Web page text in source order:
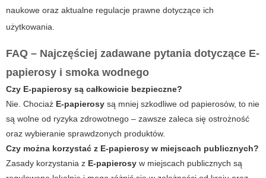
naukowe oraz aktualne regulacje prawne dotyczące ich
użytkowania.
FAQ – Najczęściej zadawane pytania dotyczące E-
papierosy i smoka wodnego
Czy E-papierosy są całkowicie bezpieczne?
Nie. Chociaż E-papierosy są mniej szkodliwe od papierosów, to nie
są wolne od ryzyka zdrowotnego – zawsze zaleca się ostrożność
oraz wybieranie sprawdzonych produktów.
Czy można korzystać z E-papierosy w miejscach publicznych?
Zasady korzystania z E-papierosy w miejscach publicznych są